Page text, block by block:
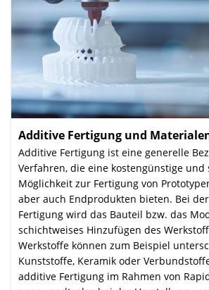
Additive Fertigung und
Additive Fertigung ist eine generelle
Verfahren, die eine kostengünstige und
Möglichkeit zur Fertigung von
aber auch Endprodukten bieten. Bei
Fertigung wird das Bauteil bzw. das
schichtweises Hinzufügen des
Werkstoffe können zum Beispiel
Kunststoffe, Keramik oder
additive Fertigung im Rahmen von